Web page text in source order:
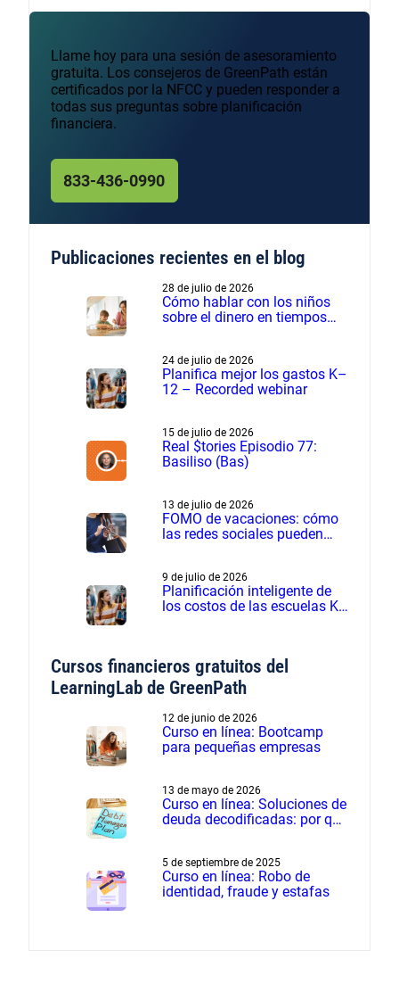
Llame hoy para una sesión de asesoramiento
gratuita. Los consejeros de GreenPath están
certificados por la NFCC y pueden responder a
todas sus preguntas sobre planificación
financiera.
833-436-0990
Publicaciones recientes en el blog
28 de julio de 2026
Cómo hablar con los niños
sobre el dinero en tiempos
24 de julio de 2026
Planifica mejor los gastos K–
12 – Recorded webinar
15 de julio de 2026
Real $tories Episodio 77:
Basiliso (Bas)
13 de julio de 2026
FOMO de vacaciones: cómo
las redes sociales pueden
9 de julio de 2026
Planificación inteligente de
los costos de las escuelas K-
Cursos financieros gratuitos del
LearningLab de GreenPath
12 de junio de 2026
Curso en línea: Bootcamp
para pequeñas empresas
13 de mayo de 2026
Curso en línea: Soluciones de
deuda decodificadas: por qué
5 de septiembre de 2025
Curso en línea: Robo de
identidad, fraude y estafas